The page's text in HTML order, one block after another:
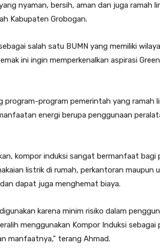
nyaman, bersih, aman dan juga ramah
Kabupaten Grobogan.
salah satu BUMN yang memiliki
ini ingin memperkenalkan aspirasi
program-program pemerintah yang ramah
energi berupa penggunaan
kompor induksi sangat bermanfaat bagi
listrik di rumah, perkantoran maupun
dapat juga menghemat biaya.
karena minim risiko dalam
menggunakan Kompor Induksi
manfaatnya,” terang Ahmad.